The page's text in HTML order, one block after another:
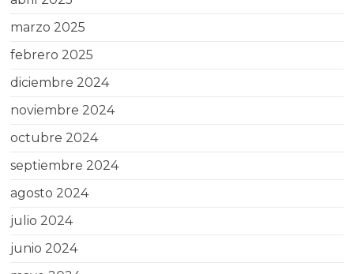
marzo 2025
febrero 2025
diciembre 2024
noviembre 2024
octubre 2024
septiembre 2024
agosto 2024
julio 2024
junio 2024